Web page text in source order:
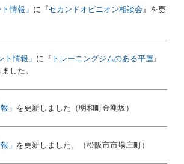
情報」 に『セカンドオピニオン相談会 』を更
ト情報」 に『 トレーニングジムのある平屋 』
した。
」 を更新しました（明和町金剛坂）
」 を更新しました。（松阪市市場庄町）